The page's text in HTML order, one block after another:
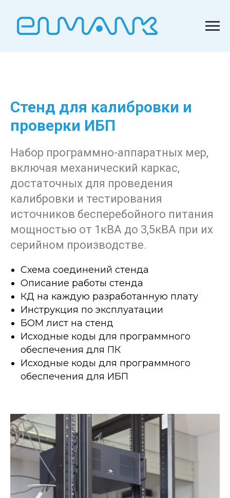
Стенд для калибровки и
проверки ИБП
Набор программно-аппаратных мер,
включая механический каркас,
достаточных для проведения
калибровки и тестирования
источников бесперебойного питания
мощностью от 1кВА до 3,5кВА при их
серийном производстве.
Схема соединений стенда
Описание работы стенда
КД на каждую разработанную плату
Инструкция по эксплуатации
БОМ лист на стенд
Исходные коды для программного
обеспечения для ПК
Исходные коды для программного
обеспечения для ИБП